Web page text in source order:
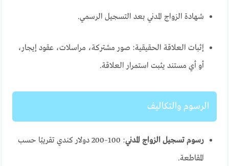
شهادة الزواج المدني بعد التسجيل الرسمي.
إثبات العلاقة الحقيقية: صور مشتركة، مراسلات، عقود إيجار،
أو أي مستند يثبت استمرار العلاقة.
الرسوم والتكاليف
رسوم تسجيل الزواج المدني
: 100–200 دولار كندي تقريبًا حسب
المقاطعة.